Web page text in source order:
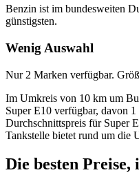
Benzin ist im bundesweiten
günstigsten.
Wenig Auswahl
Nur 2 Marken verfügbar.
Im Umkreis von 10 km um
Super E10 verfügbar, davon
Durchschnittspreis für Super
Tankstelle bietet rund um die
Die besten Preise,